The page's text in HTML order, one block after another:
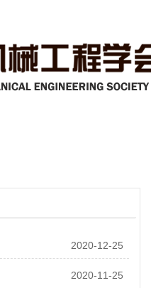
2020-12-25
2020-11-25